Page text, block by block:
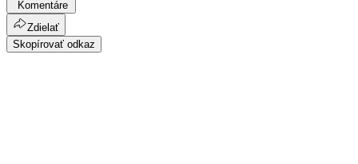
Komentáre
Zdielať
Skopírovať odkaz